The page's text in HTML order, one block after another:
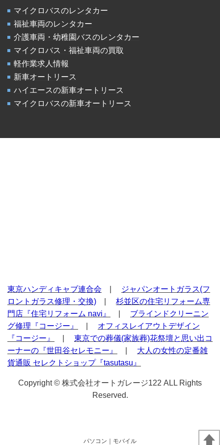
マイクロバスのレンタカー
福祉車両のレンタカー
介護車両・幼稚園バスのレンタカー
マイクロバス・福祉車両の買取
軽作業求人情報
新車オートリース
ハイエースの新車オートリース
マイクロバスの新車オートリース
東京ハンディキャブ連合会
ジャパンオートガラス(フ
ロントガラス修理・交換)
杉並区の住宅リフォーム専
門店『住宅リフォーム navi』
ブラインドクリーニン
グ修理『コージー』
オフィスレイアウトデザイン
『コージー』
東京での葬儀(家族葬)花祭壇と思い出コ
ーナーの『世田谷セレモニー』
大人の女性の定番雑
貨通販 セレクトショップ『tasutasu』
Copyright © 株式会社オートガレージ122 ALL Rights
Reserved.
パソコン ｜モバイル